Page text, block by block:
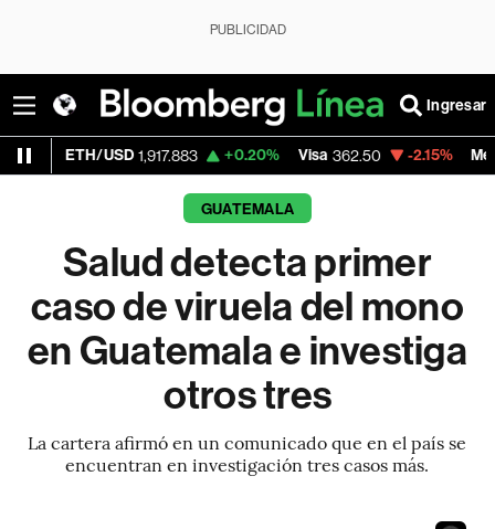
PUBLICIDAD
Ingresar
1,917.883 +0.20% Visa 362.50 -2.15% MercadoLibre
GUATEMALA
Salud detecta primer
caso de viruela del mono
en Guatemala e investiga
otros tres
La cartera afirmó en un comunicado que en el país se
encuentran en investigación tres casos más.